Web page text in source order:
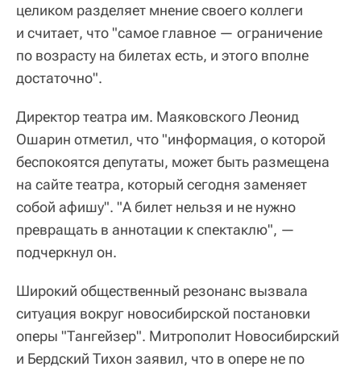
целиком разделяет мнение своего коллеги
и считает, что "самое главное — ограничение
по возрасту на билетах есть, и этого вполне
достаточно".
Директор театра им. Маяковского Леонид
Ошарин отметил, что "информация, о которой
беспокоятся депутаты, может быть размещена
на сайте театра, который сегодня заменяет
собой афишу". "А билет нельзя и не нужно
превращать в аннотации к спектаклю", —
подчеркнул он.
Широкий общественный резонанс вызвала
ситуация вокруг новосибирской постановки
оперы "Тангейзер". Митрополит Новосибирский
и Бердский Тихон заявил, что в опере не по